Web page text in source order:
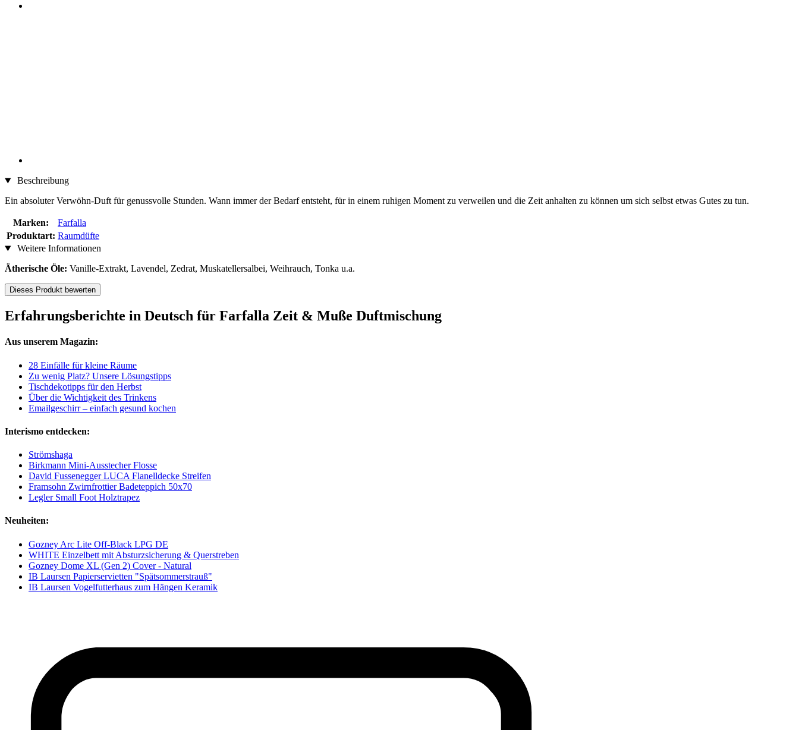
Beschreibung
Ein absoluter Verwöhn-Duft für genussvolle Stunden. Wann immer der Bedarf entsteht, für in einem ruhigen Moment zu verweilen und die Zeit anhalten zu können um sich selbst etwas Gutes zu tun.
Marken:
Farfalla
Produktart: Raumdüfte
Weitere Informationen
Ätherische Öle: Vanille-Extrakt, Lavendel, Zedrat, Muskatellersalbei, Weihrauch, Tonka u.a.
Dieses Produkt bewerten
Erfahrungsberichte in Deutsch für Farfalla Zeit & Muße Duftmischung
Aus unserem Magazin:
28 Einfälle für kleine Räume
Zu wenig Platz? Unsere Lösungstipps
Tischdekotipps für den Herbst
Über die Wichtigkeit des Trinkens
Emailgeschirr – einfach gesund kochen
Interismo entdecken:
Strömshaga
Birkmann Mini-Ausstecher Flosse
David Fussenegger LUCA Flanelldecke Streifen
Framsohn Zwirnfrottier Badeteppich 50x70
Legler Small Foot Holztrapez
Neuheiten:
Gozney Arc Lite Off-Black LPG DE
WHITE Einzelbett mit Absturzsicherung & Querstreben
Gozney Dome XL (Gen 2) Cover - Natural
IB Laursen Papierservietten "Spätsommerstrauß"
IB Laursen Vogelfutterhaus zum Hängen Keramik